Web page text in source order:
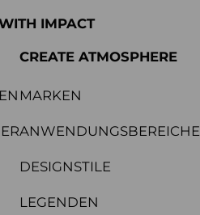
IMPACT
CREATE ATMOSPHERE
MARKEN
ANWENDUNGSBEREICHE
DESIGNSTILE
LEGENDEN